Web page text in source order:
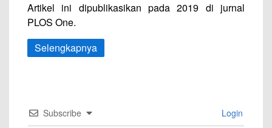
Artikel ini dipublikasikan pada 2019 di jurnal
PLOS One.
Selengkapnya
Subscribe Login